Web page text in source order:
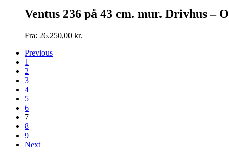
varesiden
har
flere
Mulighederne
Ventus 236 på 43 cm. mur. Drivhus –
Fra: 26.250,00 kr.
Previous
1
2
3
4
5
6
7
8
9
Next